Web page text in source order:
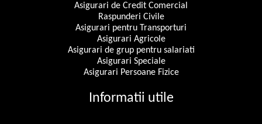
Asigurari de Credit Comercial
Raspunderi Civile
Asigurari pentru Transporturi
Asigurari Agricole
Asigurari de grup pentru salariati
Asigurari Speciale
Asigurari Persoane Fizice
Informatii utile